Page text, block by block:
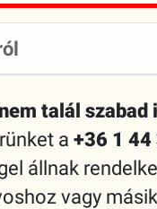
nem talál szabad
a +36 1 44
állnak
vagy